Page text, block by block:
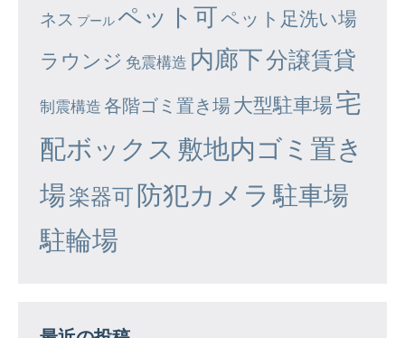
ネス プール ペット可ペット足洗い場
ラウンジ 免震構造 内廊下分譲賃貸
制震構造 各階ゴミ置き場大型駐車場宅
配ボックス 敷地内ゴミ置き
場楽器可防犯カメラ 駐車場
駐輪場